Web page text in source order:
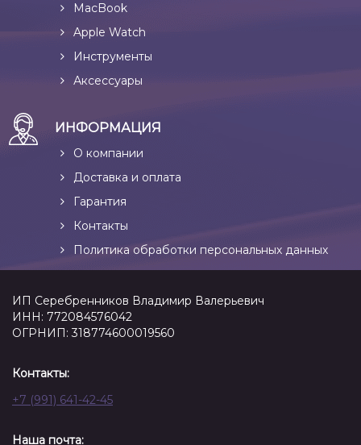
MacBook
Apple Watch
Инструменты
Аксессуары
ИНФОРМАЦИЯ
О компании
Доставка и оплата
Гарантия
Контакты
Политика обработки персональных данных
ИП Серебренников Владимир Валерьевич
ИНН: 772084576042
ОГРНИП: 318774600019560
Контакты:
+7 (991) 641-42-45
Наша почта: